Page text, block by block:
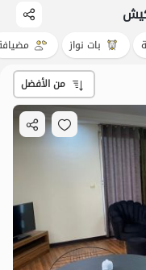
بات نواز
من الأفضل